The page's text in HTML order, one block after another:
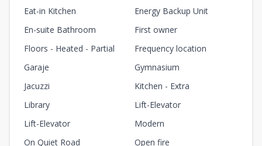
Eat-in Kitchen
Energy Backup Unit
En-suite Bathroom
First owner
Floors - Heated - Partial
Frequency location
Garaje
Gymnasium
Jacuzzi
Kitchen - Extra
Library
Lift-Elevator
Lift-Elevator
Modern
On Quiet Road
Open fire